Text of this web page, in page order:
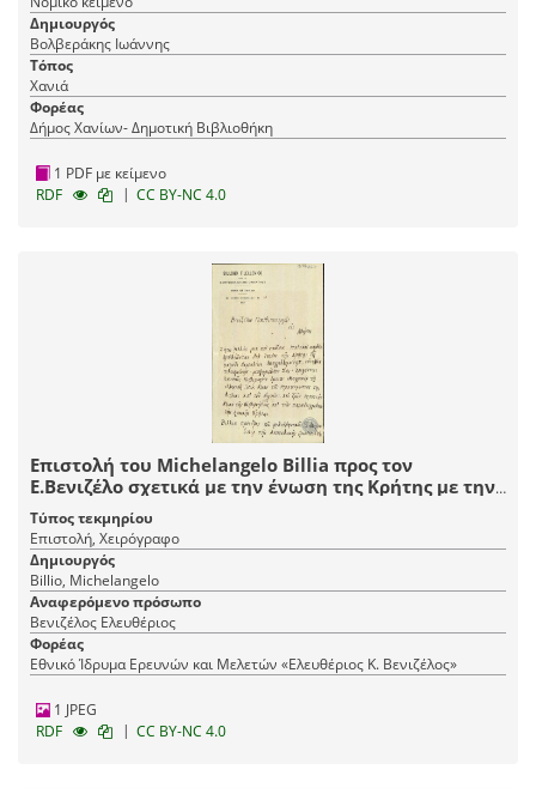
Δημιουργός
Βολβεράκης Ιωάννης
Τόπος
Χανιά
Φορέας
Δήμος Χανίων- Δημοτική Βιβλιοθήκη
1 PDF με κείμενο
RDF
| CC BY-NC 4.0
Επιστολή του Michelangelo Billia προς τον
Ε.Βενιζέλο σχετικά με την ένωση της Κρήτης με την
Ελλάδα.
Τύπος τεκμηρίου
Επιστολή, Χειρόγραφο
Δημιουργός
Billio, Michelangelo
Αναφερόμενο πρόσωπο
Βενιζέλος Ελευθέριος
Φορέας
Εθνικό Ίδρυμα Ερευνών και Μελετών «Ελευθέριος Κ. Βενιζέλος»
1 JPEG
RDF
| CC BY-NC 4.0